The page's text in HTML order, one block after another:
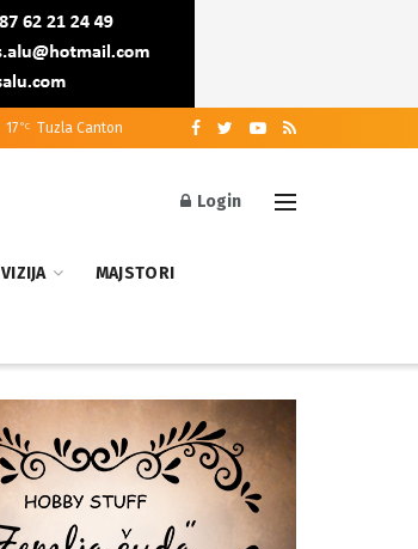
17 °C Tuzla Canton
Login
VIZIJA MAJSTORI